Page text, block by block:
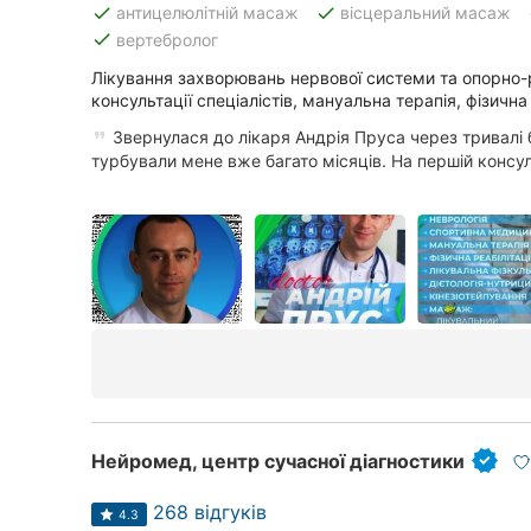
Всі міста:
Тернопіль
Хмельницький
done антицелюлітній масаж done вісцеральний масаж
done вертебролог
Лікування захворювань нервової системи та
консультації спеціалістів, мануальна терапія,
Звернулася до лікаря Андрія Пруса через тривалі
турбували мене вже багато місяців. На першій
Нейромед, центр сучасної діагностики
4.3 268 відгуків